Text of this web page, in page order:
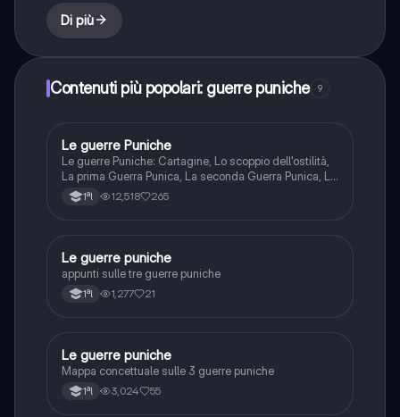
Di più
Contenuti più popolari: guerre puniche 9
Storia
Le guerre Puniche
Le guerre Puniche: Cartagine, Lo scoppio dell'ostilità,
La prima Guerra Punica, La seconda Guerra Punica, La
Terza Guerra Punica
1ªl 12,518 265
Storia
Le guerre puniche
appunti sulle tre guerre puniche
1ªl 1,277 21
Storia
Le guerre puniche
Mappa concettuale sulle 3 guerre puniche
1ªl 3,024 55